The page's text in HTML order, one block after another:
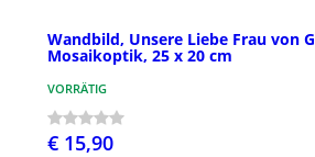
Wandbild, Unsere Liebe Frau von
Mosaikoptik, 25 x 20 cm
VORRÄTIG
€ 15,90